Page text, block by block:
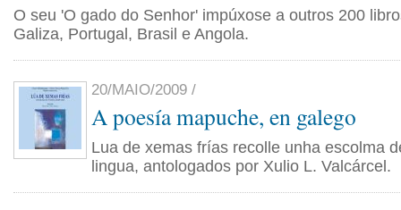
O seu 'O gado do Senhor' impúxose a outros 200
Galiza, Portugal, Brasil e Angola.
20/MAIO/2009 /
A poesía mapuche, en galego
Lua de xemas frías recolle unha escolma
lingua, antologados por Xulio L. Valcárcel.